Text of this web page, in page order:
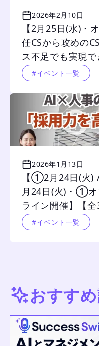
2026年2月10日
【2月25日(水)・
任CSから攻めの
ス不足でも実現
戦略#イベント一覧
2026年1月13日
【①2月24日(
月24日(火)・①
ライン開催】【
くる 「採用力を
ミナー
#イベント一覧
おすす